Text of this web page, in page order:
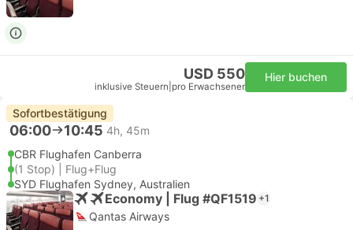
USD 550
inklusive Steuern pro Erwachsener
Hier buchen
Sofortbestätigung
06:00 10:45 4h, 45m
CBR Flughafen Canberra
(1 Stop) | Flug+Flug
SYD Flughafen Sydney, Australien
Economy | Flug #QF1519 +1
Qantas Airways